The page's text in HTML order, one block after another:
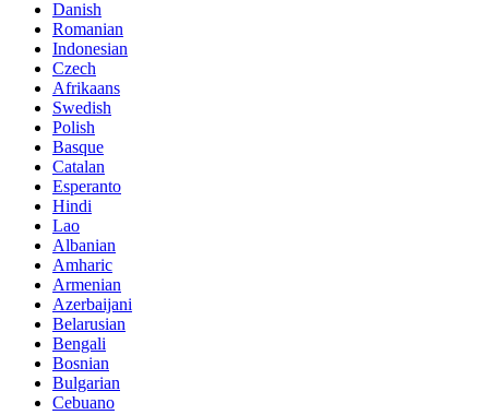
Danish
Romanian
Indonesian
Czech
Afrikaans
Swedish
Polish
Basque
Catalan
Esperanto
Hindi
Lao
Albanian
Amharic
Armenian
Azerbaijani
Belarusian
Bengali
Bosnian
Bulgarian
Cebuano